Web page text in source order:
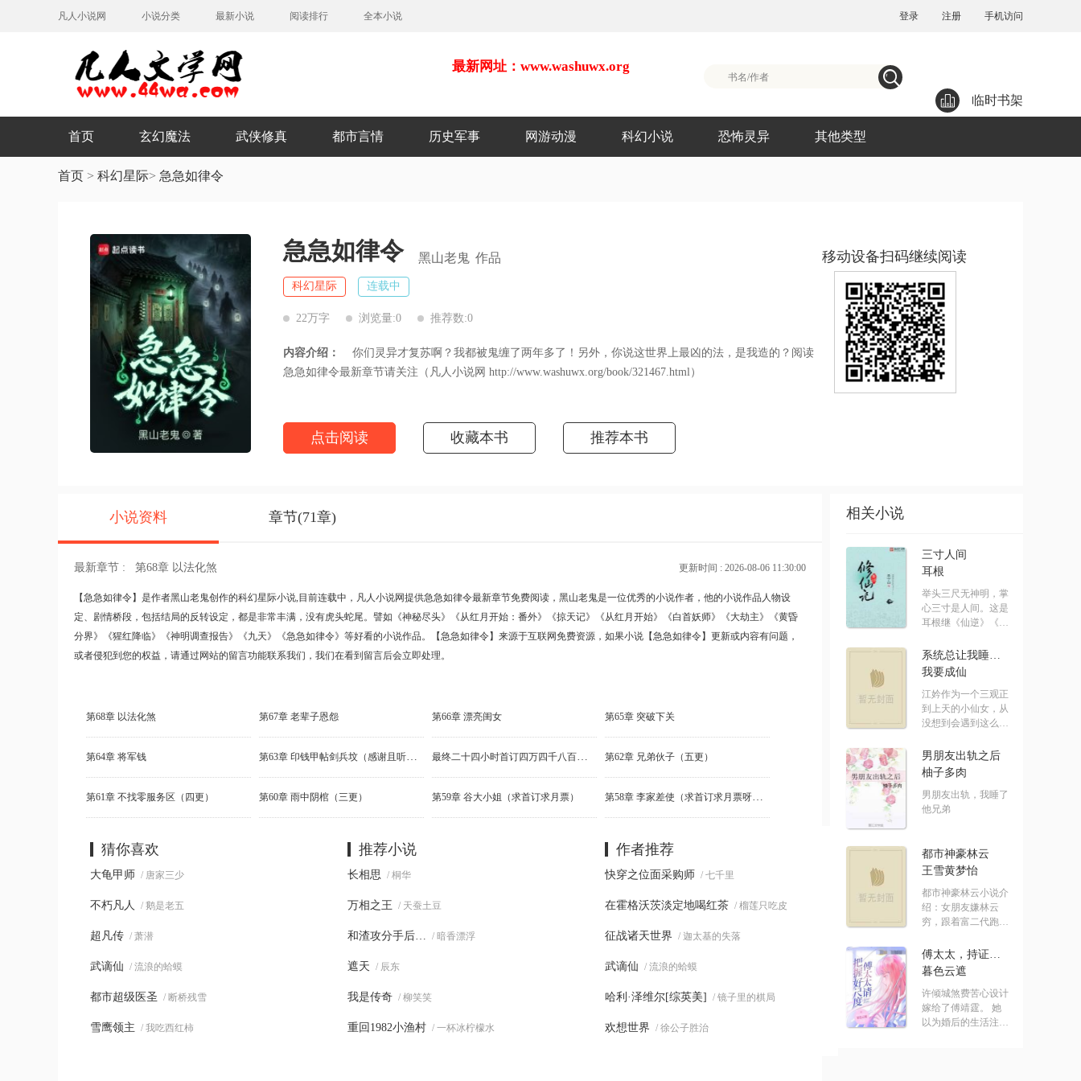
凡人小说网 小说分类 最新小说 阅读排行 全本小说 登录 注册 手机访问
最新网址：www.washuwx.org
临时书架
首页 玄幻魔法 武侠修真 都市言情 历史军事 网游动漫 科幻小说 恐怖灵异 其他类型
首页 > 科幻星际> 急急如律令
急急如律令 黑山老鬼 作品
科幻星际 连载中
22万字 浏览量:0 推荐数:0
内容介绍：
你们灵异才复苏啊？我都被鬼缠了两年多了！另外，你说这世界上最凶的法，是我造的？阅读
急急如律令最新章节请关注（凡人小说网 http://www.washuwx.org/book/321467.html）
点击阅读 收藏本书 推荐本书
移动设备扫码继续阅读
小说资料 章节(71章)
最新章节 : 第68章 以法化煞 更新时间 : 2026-08-06 11:30:00
【急急如律令】是作者黑山老鬼创作的科幻星际小说,目前连载中，凡人小说网提供急急如律令最新章节免费阅读，黑山老鬼是一位优秀的小说作者，他的小说作品人物设
定、剧情桥段，包括结局的反转设定，都是非常丰满，没有虎头蛇尾。譬如 《神秘尽头》 《从红月开始：番外》 《掠天记》 《从红月开始》 《白首妖师》 《大劫主》
《黄昏
分界》
《猩红降临》 《神明调查报告》 《九天》 《急急如律令》 等好看的小说作品。【急急如律令】来源于互联网免费资源，如果小说【急急如律令】更新或内容有问题，
或者侵犯到您的权益，请通过网站的留言功能联系我们，我们在看到留言后会立即处理。
第68章 以法化煞 第67章 老辈子恩怨 第66章 漂亮闺女 第65章 突破下关
第64章 将军钱 第63章 印钱甲帖剑兵坟（感谢且听疾风吟的黄金盟！） 最终二十四小时首订四万四千八百四十八，破个人记录了兄弟们 第62章 兄弟伙子（五更）
第61章 不找零服务区（四更） 第60章 雨中阴棺（三更） 第59章 谷大小姐（求首订求月票） 第58章 李家差使（求首订求月票呀！）
猜你喜欢
大龟甲师 / 唐家三少
不朽凡人 / 鹅是老五
超凡传 / 萧潜
武谪仙 / 流浪的蛤蟆
都市超级医圣 / 断桥残雪
雪鹰领主 / 我吃西红柿
推荐小说
长相思 / 桐华
万相之王 / 天蚕土豆
和渣攻分手后… / 暗香漂浮
遮天 / 辰东
我是传奇 / 柳笑笑
重回1982小渔村 / 一杯冰柠檬水
作者推荐
快穿之位面采购师 / 七千里
在霍格沃茨淡定地喝红茶 / 榴莲只吃皮
征战诸天世界 / 迦太基的失落
武谪仙 / 流浪的蛤蟆
哈利·泽维尔[综英美] / 镜子里的棋局
欢想世界 / 徐公子胜治
相关小说
三寸人间
耳根
举头三尺无神明，掌
心三寸是人间。这是
耳根继《仙逆》《求
系统总让我睡男主[快穿]
我要成仙
江妗作为一个三观正
到上天的小仙女，从
没想到会遇到这么没
男朋友出轨之后
柚子多肉
男朋友出轨，我睡了
他兄弟
都市神豪林云
王雪黄梦怡
都市神豪林云小说介
绍：女朋友嫌林云
穷，跟着富二代跑
傅太太，持证请上岗
暮色云遮
许倾城煞费苦心设计
嫁给了傅靖霆。 她
以为婚后的生活注定